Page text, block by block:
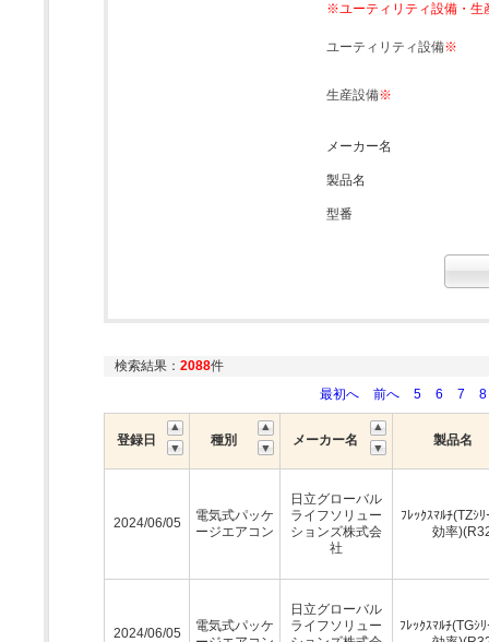
※ユーティリティ設備・生
ユーティリティ設備※
生産設備※
メーカー名
製品名
型番
検索結果： 2088件
最初へ
前へ 5 6 7 8
登録日 種別 メーカー名 製品名
2024/06/05
電気式パッケ
ージエアコン
日立グローバル
ライフソリュー
ションズ株式会
社
ﾌﾚｯｸｽﾏﾙﾁ(TZｼ
効率
2024/06/05
電気式パッケ
日立グローバル
ライフソリュー
ﾌﾚｯｸｽﾏﾙﾁ(TGｼ